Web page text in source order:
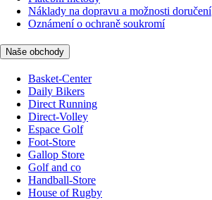
Náklady na dopravu a možnosti doručení
Oznámení o ochraně soukromí
Naše obchody
Basket-Center
Daily Bikers
Direct Running
Direct-Volley
Espace Golf
Foot-Store
Gallop Store
Golf and co
Handball-Store
House of Rugby